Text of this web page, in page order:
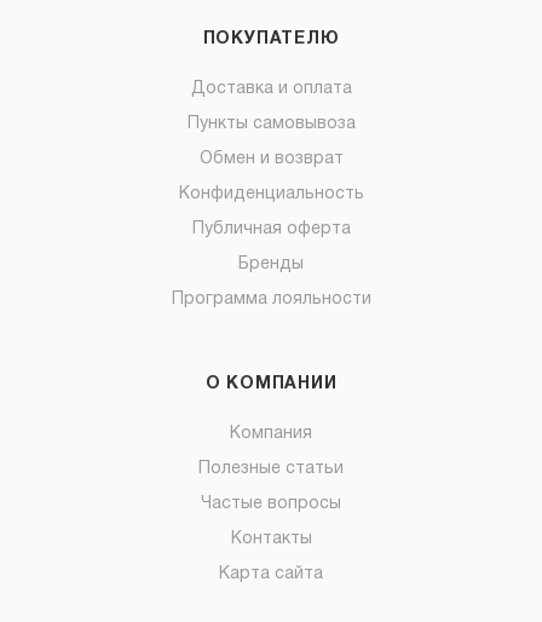
ПОКУПАТЕЛЮ
Доставка и оплата
Пункты самовывоза
Обмен и возврат
Конфиденциальность
Публичная оферта
Бренды
Программа лояльности
О КОМПАНИИ
Компания
Полезные статьи
Частые вопросы
Контакты
Карта сайта